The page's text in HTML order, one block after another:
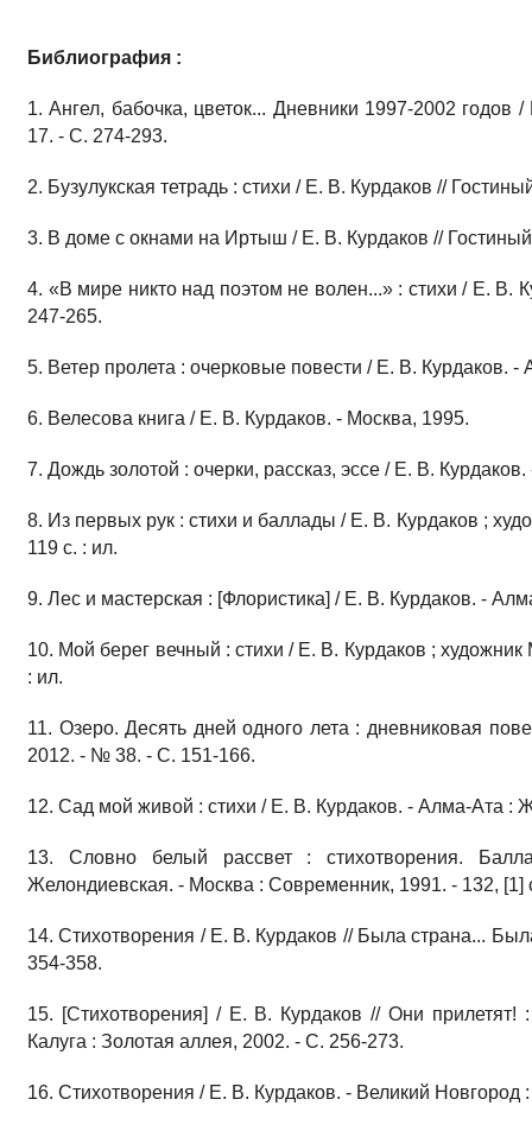
Библиография :
1. Ангел, бабочка, цветок... Дневники 1997-2002
17. - С. 274-293.
2. Бузулукская тетрадь : стихи / Е. В. Курдаков //
3. В доме с окнами на Иртыш / Е. В. Курдаков //
4. «В мире никто над поэтом не волен...» : стихи / Е. В.
247-265.
5. Ветер пролета : очерковые повести / Е. В. Курдаков.
6. Велесова книга / Е. В. Курдаков. - Москва, 1995.
7. Дождь золотой : очерки, рассказ, эссе / Е. В.
8. Из первых рук : стихи и баллады / Е. В. Курдаков ;
119 с. : ил.
9. Лес и мастерская : [Флористика] / Е. В. Курдаков. -
10. Мой берег вечный : стихи / Е. В. Курдаков ;
: ил.
11. Озеро. Десять дней одного лета : дневниковая
2012. - № 38. - С. 151-166.
12. Сад мой живой : стихи / Е. В. Курдаков. - Алма-Ата :
13. Словно белый рассвет : стихотворения.
Желондиевская. - Москва : Современник, 1991. - 132, [1]
14. Стихотворения / Е. В. Курдаков // Была страна...
354-358.
15. [Стихотворения] / Е. В. Курдаков // Они прилетят!
Калуга : Золотая аллея, 2002. - С. 256-273.
16. Стихотворения / Е. В. Курдаков. - Великий Новгород